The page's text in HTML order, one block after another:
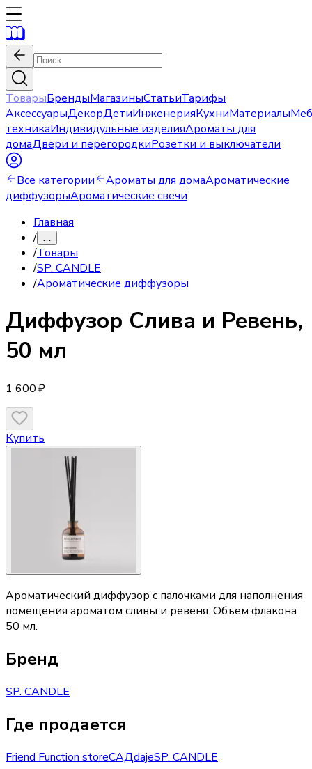
ТоварыБрендыМагазиныСтатьиТарифы
АксессуарыДекорДетиИнженерияКухниМатериалы
техникаИндивидульные изделияАроматы для
домаДвери и перегородкиРозетки и выключатели
Все категории Ароматы для домаАроматические
диффузорыАроматические свечи
Главная
/ …
/Товары
/SP. CANDLE
/Ароматические диффузоры
Диффузор Слива и Ревень,
50 мл
1 600 ₽
Купить
Ароматический диффузор с палочками для наполнения
помещения ароматом сливы и ревеня. Объем флакона
50 мл.
Бренд
SP. CANDLE
Где продается
Friend Function storeСАДdajeSP. CANDLE